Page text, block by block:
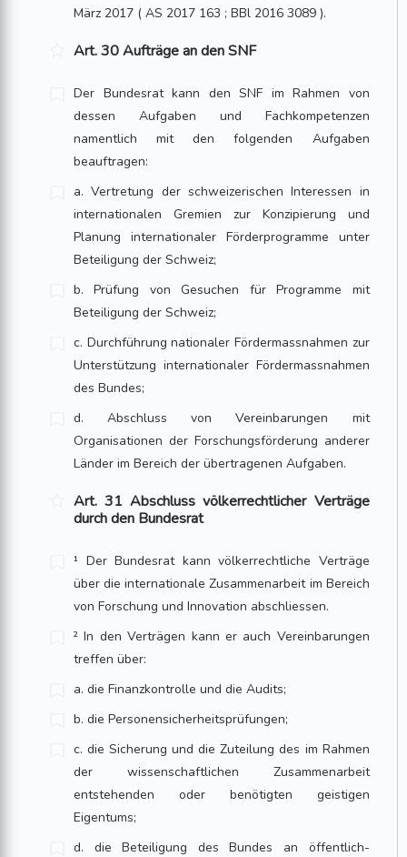
März 2017 ( AS 2017 163 ; BBl 2016 3089 ).
Art. 30 Aufträge an den SNF
Der Bundesrat kann den SNF im Rahmen von
dessen Aufgaben und Fachkompetenzen
namentlich mit den folgenden Aufgaben
beauftragen:
a. Vertretung der schweizerischen Interessen in
internationalen Gremien zur Konzipierung und
Planung internationaler Förderprogramme unter
Beteiligung der Schweiz;
b. Prüfung von Gesuchen für Programme mit
Beteiligung der Schweiz;
c. Durchführung nationaler Fördermassnahmen zur
Unterstützung internationaler Fördermassnahmen
des Bundes;
d. Abschluss von Vereinbarungen mit
Organisationen der Forschungsförderung anderer
Länder im Bereich der übertragenen Aufgaben.
Art. 31 Abschluss völkerrechtlicher Verträge
durch den Bundesrat
¹ Der Bundesrat kann völkerrechtliche Verträge
über die internationale Zusammenarbeit im Bereich
von Forschung und Innovation abschliessen.
² In den Verträgen kann er auch Vereinbarungen
treffen über:
a. die Finanzkontrolle und die Audits;
b. die Personensicherheitsprüfungen;
c. die Sicherung und die Zuteilung des im Rahmen
der wissenschaftlichen Zusammenarbeit
entstehenden oder benötigten geistigen
Eigentums;
d. die Beteiligung des Bundes an öffentlich-